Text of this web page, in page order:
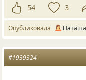
54 3
Опубликовала
#1939324